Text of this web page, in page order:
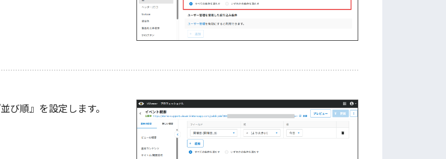
び順』を設定します。